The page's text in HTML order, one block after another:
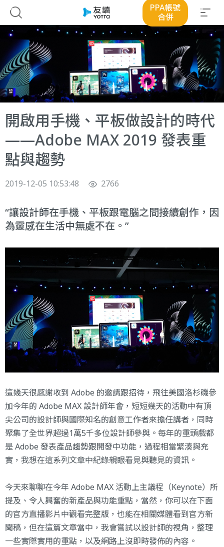
PPA帳號
合併
開啟用手機、平板做設計的時代
——Adobe MAX 2019 發表重
點與趨勢
2019-12-05 10:53:48 2766
讓設計師在手機、平板跟電腦之間接續創作，因
為靈感在生活中無處不在。
這幾天很感謝收到 Adobe 的邀請跟招待，飛往美國洛杉磯參
加今年的 Adobe MAX 設計師年會，短短幾天的活動中有頂
尖公司的設計師與國際知名的創意工作者來擔任講者，同時
聚集了全世界超過1萬5千多位設計師參與。每年的重頭戲都
是 Adobe 發表產品趨勢跟開發中功能，過程相當緊湊與充
實，我想在這系列文章中紀錄親眼看見與聽見的資訊。
今天來聊聊在今年 Adobe MAX 活動上主議程（Keynote）所
提及、令人興奮的新產品與功能重點，當然，你可以在下面
的官方直播影片中觀看完整版，也能在相關媒體看到官方新
聞稿，但在這篇文章當中，我會嘗試以設計師的視角，整理
一些實際實用的重點，以及網路上沒即時發佈的內容。